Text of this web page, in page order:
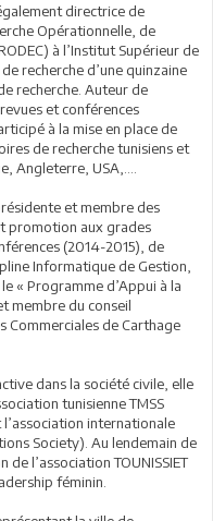
directrice de
Opérationnelle, de
à l’Institut Supérieur de
recherche d’une quinzaine
recherche. Auteur de
et conférences
à la mise en place de
de recherche tunisiens et
Angleterre, USA,....
et membre des
promotion aux grades
(2014-2015), de
Informatique de Gestion,
« Programme d’Appui à la
membre du conseil
Commerciales de Carthage
dans la société civile, elle
tunisienne TMSS
l’association internationale
Society). Au lendemain de
l’association TOUNISSIET
féminin.